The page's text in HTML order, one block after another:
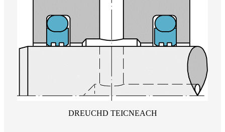
DREUCHD TEICNEACH